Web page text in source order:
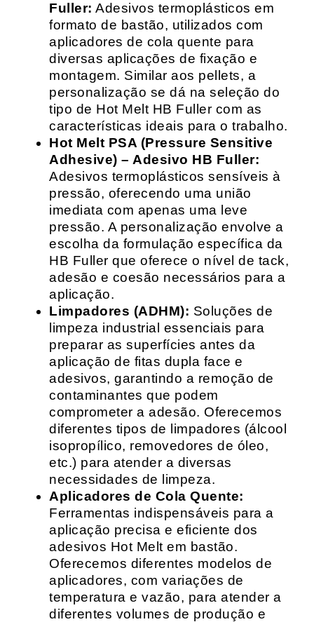
Fuller: Adesivos termoplásticos em
formato de bastão, utilizados com
aplicadores de cola quente para
diversas aplicações de fixação e
montagem. Similar aos pellets, a
personalização se dá na seleção do
tipo de Hot Melt HB Fuller com as
características ideais para o trabalho.
Hot Melt PSA (Pressure Sensitive
Adhesive) – Adesivo HB Fuller:
Adesivos termoplásticos sensíveis à
pressão, oferecendo uma união
imediata com apenas uma leve
pressão. A personalização envolve a
escolha da formulação específica da
HB Fuller que oferece o nível de tack,
adesão e coesão necessários para a
aplicação.
Limpadores (ADHM): Soluções de
limpeza industrial essenciais para
preparar as superfícies antes da
aplicação de fitas dupla face e
adesivos, garantindo a remoção de
contaminantes que podem
comprometer a adesão. Oferecemos
diferentes tipos de limpadores (álcool
isopropílico, removedores de óleo,
etc.) para atender a diversas
necessidades de limpeza.
Aplicadores de Cola Quente:
Ferramentas indispensáveis para a
aplicação precisa e eficiente dos
adesivos Hot Melt em bastão.
Oferecemos diferentes modelos de
aplicadores, com variações de
temperatura e vazão, para atender a
diferentes volumes de produção e